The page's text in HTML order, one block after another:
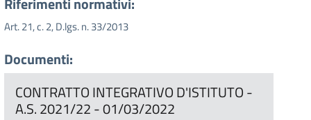
Art. 21, c. 2, D.lgs. n. 33/2013
Documenti:
CONTRATTO INTEGRATIVO D'ISTITUTO -
A.S. 2021/22 - 01/03/2022